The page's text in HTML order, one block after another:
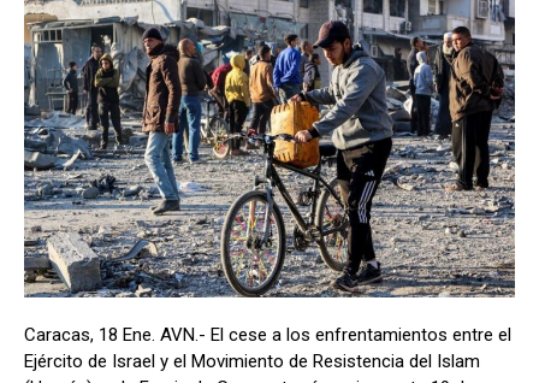
Caracas, 18 Ene. AVN.- El cese a los enfrentamientos entre el
Ejército de Israel y el Movimiento de Resistencia del Islam